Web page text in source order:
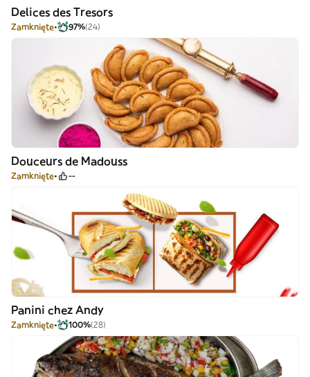
Delices des Tresors
Zamknięte 97%(24)
Douceurs de Madouss
Zamknięte --
Panini chez Andy
Zamknięte 100%(28)